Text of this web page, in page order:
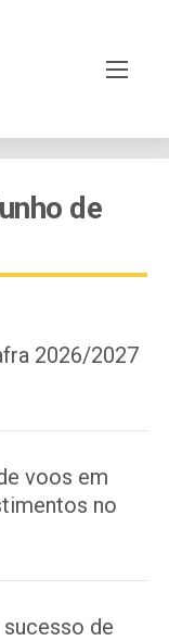
de
2026/2027
voos em
no
de